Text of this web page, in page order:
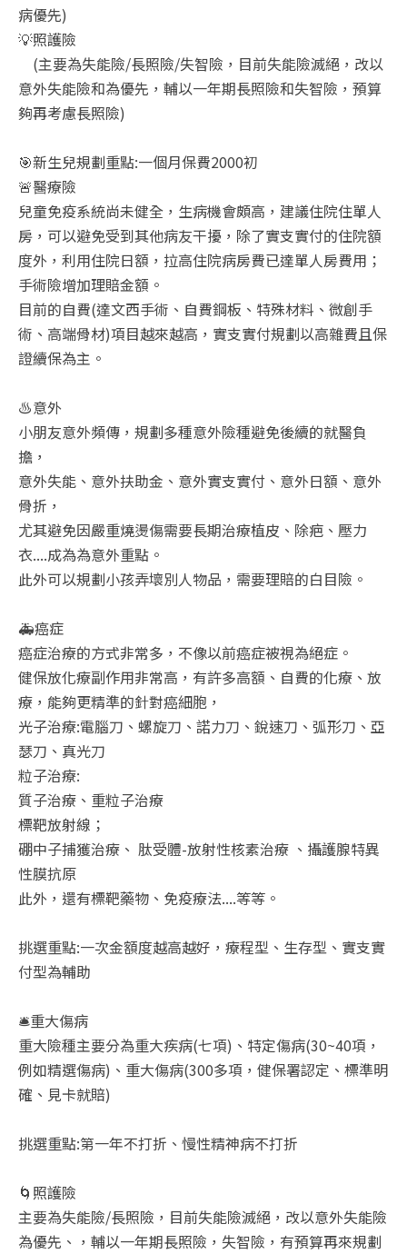
病優先)
💡照護險
(主要為失能險/長照險/失智險，目前失能險滅絕，改以
意外失能險和為優先，輔以一年期長照險和失智險，預算
夠再考慮長照險)
🎯新生兒規劃重點:一個月保費2000初
🚨醫療險
兒童免疫系統尚未健全，生病機會頗高，建議住院住單人
房，可以避免受到其他病友干擾，除了實支實付的住院額
度外，利用住院日額，拉高住院病房費已達單人房費用；
手術險增加理賠金額。
目前的自費(達文西手術、自費鋼板、特殊材料、微創手
術、高端骨材)項目越來越高，實支實付規劃以高雜費且保
證續保為主。
♨️意外
小朋友意外頻傳，規劃多種意外險種避免後續的就醫負
擔，
意外失能、意外扶助金、意外實支實付、意外日額、意外
骨折，
尤其避免因嚴重燒燙傷需要長期治療植皮、除疤、壓力
衣....成為為意外重點。
此外可以規劃小孩弄壞別人物品，需要理賠的白目險。
🚑癌症
癌症治療的方式非常多，不像以前癌症被視為絕症。
健保放化療副作用非常高，有許多高額、自費的化療、放
療，能夠更精準的針對癌細胞，
光子治療:電腦刀、螺旋刀、諾力刀、銳速刀、弧形刀、亞
瑟刀、真光刀
粒子治療:
質子治療、重粒子治療
標靶放射線；
硼中子捕獲治療、 肽受體-放射性核素治療 、攝護腺特異
性膜抗原
此外，還有標靶藥物、免疫療法....等等。
挑選重點:一次金額度越高越好，療程型、生存型、實支實
付型為輔助
🛎️重大傷病
重大險種主要分為重大疾病(七項)、特定傷病(30~40項，
例如精選傷病)、重大傷病(300多項，健保署認定、標準明
確、見卡就賠)
挑選重點:第一年不打折、慢性精神病不打折
🌀照護險
主要為失能險/長照險，目前失能險滅絕，改以意外失能險
為優先、，輔以一年期長照險，失智險，有預算再來規劃